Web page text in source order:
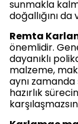
sunmakla
doğallığını da
Remta
önemlidir.
dayanıklı
malzeme,
aynı zamanda
hazırlık